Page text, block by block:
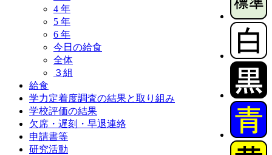
4 年
5 年
6 年
今日の給食
全体
３組
給食
学力定着度調査の結果と取り組み
学校評価の結果
欠席・遅刻・早退連絡
申請書等
研究活動